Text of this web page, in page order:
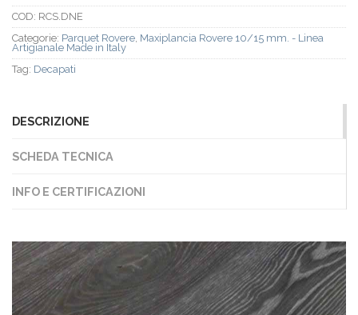
COD: RCS.DNE
Categorie: Parquet Rovere, Maxiplancia Rovere 10/15 mm. - Linea
Artigianale Made in Italy
Tag: Decapati
DESCRIZIONE
SCHEDA TECNICA
INFO E CERTIFICAZIONI